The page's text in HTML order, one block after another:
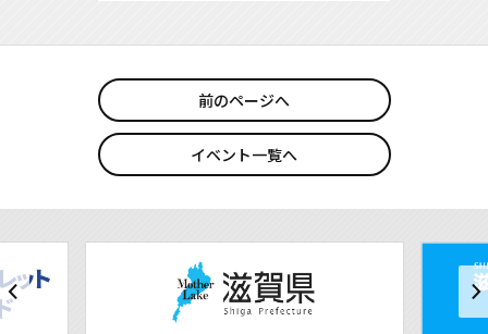
前のページへ
イベント一覧へ